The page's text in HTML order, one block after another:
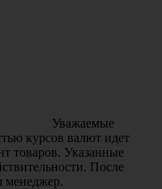
Уважаемые
курсов валют идет
товаров. Указанные
После
менеджер.